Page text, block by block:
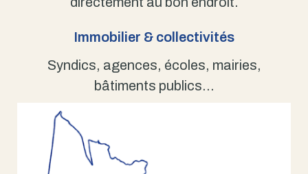
Immobilier & collectivités
Syndics, agences, écoles, mairies,
bâtiments publics…